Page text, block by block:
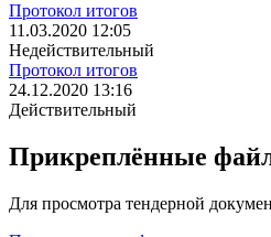
Протокол итогов
11.03.2020 12:05
Недействительный
Протокол итогов
24.12.2020 13:16
Действительный
Прикреплённые
Для просмотра тендерной